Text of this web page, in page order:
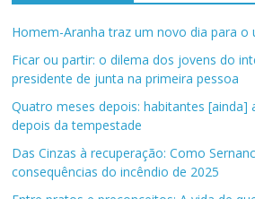
Homem-Aranha traz um novo dia para o
Ficar ou partir: o dilema dos jovens do
presidente de junta na primeira pessoa
Quatro meses depois: habitantes [ainda]
depois da tempestade
Das Cinzas à recuperação: Como
consequências do incêndio de 2025